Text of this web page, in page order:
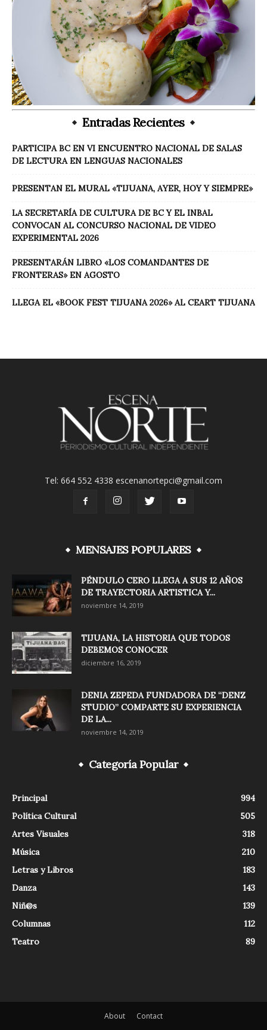
Entradas Recientes
PARTICIPA BC EN VI ENCUENTRO NACIONAL DE SALAS
DE LECTURA EN LENGUAS NACIONALES
PRESENTAN EL MURAL «TIJUANA, AYER, HOY Y SIEMPRE»
LA SECRETARÍA DE CULTURA DE BC Y EL INBAL
CONVOCAN AL CONCURSO NACIONAL DE VIDEO
EXPERIMENTAL 2026
PRESENTARÁN LIBRO «LOS COMANDANTES DE
FRONTERAS» EN AGOSTO
LLEGA EL «BOOK FEST TIJUANA 2026» AL CEART TIJUANA
Tel: 664 552 4338 escenanortepci@gmail.com
MENSAJES POPULARES
PÉNDULO CERO LLEGA A SUS 12 AÑOS
DE TRAYECTORIA ARTISTICA Y...
noviembre 14, 2019
TIJUANA, LA HISTORIA QUE TODOS
DEBEMOS CONOCER
diciembre 16, 2019
DENIA ZEPEDA FUNDADORA DE “DENZ
STUDIO” COMPARTE SU EXPERIENCIA
DE LA...
noviembre 14, 2019
Categoría Popular
Principal
994
Política Cultural
505
Artes Visuales
318
Música
210
Letras y Libros
183
Danza
143
Niñ@s
139
Columnas
112
Teatro
89
About Contact